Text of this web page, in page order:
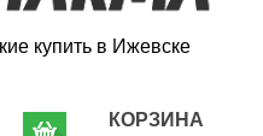
купить в Ижевске
КОРЗИНА